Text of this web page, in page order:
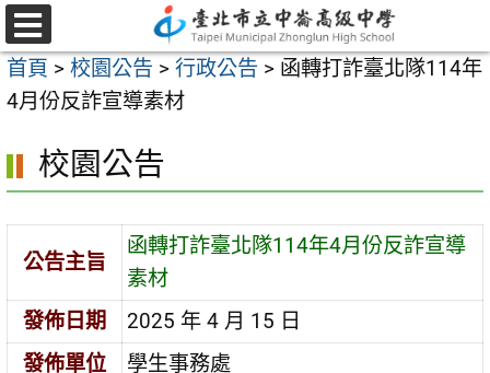
跳
至
主
要
容
選
單
首頁 > 校園公告 > 行政公告 > 函轉打詐臺北隊114年
4月份反詐宣導素材
校園公告
公告主旨
函轉打詐臺北隊114年4月份反詐宣導
素材
發佈日期
2025 年 4 月 15 日
發佈單位
學生事務處